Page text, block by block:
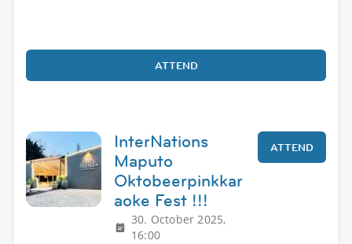
ATTEND
InterNations
Maputo
Oktobeerpinkkar
aoke Fest !!!
30. October 2025,
16:00
ATTEND